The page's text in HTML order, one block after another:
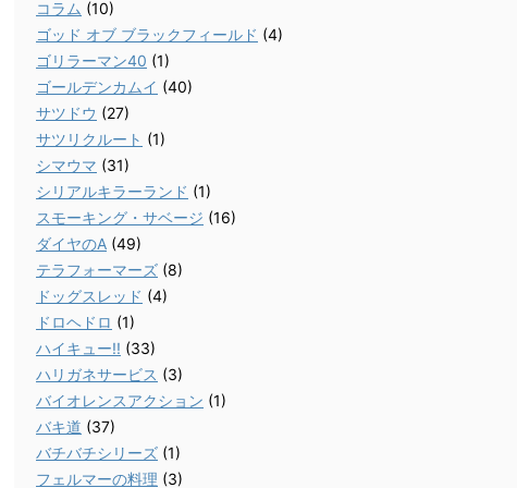
コラム (10)
ゴッド オブ ブラックフィールド (4)
ゴリラーマン40 (1)
ゴールデンカムイ (40)
サツドウ (27)
サツリクルート (1)
シマウマ (31)
シリアルキラーランド (1)
スモーキング・サベージ (16)
ダイヤのA (49)
テラフォーマーズ (8)
ドッグスレッド (4)
ドロヘドロ (1)
ハイキュー!! (33)
ハリガネサービス (3)
バイオレンスアクション (1)
バキ道 (37)
バチバチシリーズ (1)
フェルマーの料理 (3)